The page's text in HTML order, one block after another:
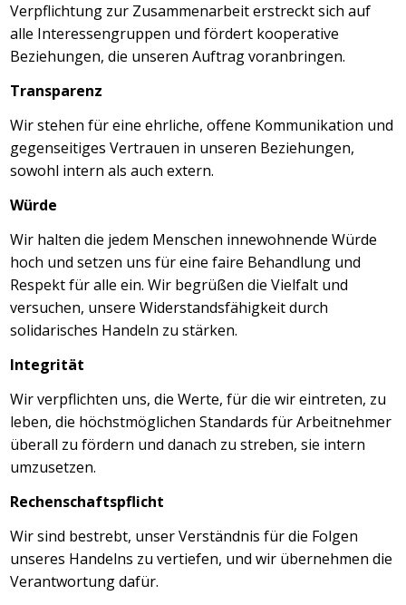
Verpflichtung zur Zusammenarbeit erstreckt sich auf
alle Interessengruppen und fördert kooperative
Beziehungen, die unseren Auftrag voranbringen.
Transparenz
Wir stehen für eine ehrliche, offene Kommunikation und
gegenseitiges Vertrauen in unseren Beziehungen,
sowohl intern als auch extern.
Würde
Wir halten die jedem Menschen innewohnende Würde
hoch und setzen uns für eine faire Behandlung und
Respekt für alle ein. Wir begrüßen die Vielfalt und
versuchen, unsere Widerstandsfähigkeit durch
solidarisches Handeln zu stärken.
Integrität
Wir verpflichten uns, die Werte, für die wir eintreten, zu
leben, die höchstmöglichen Standards für Arbeitnehmer
überall zu fördern und danach zu streben, sie intern
umzusetzen.
Rechenschaftspflicht
Wir sind bestrebt, unser Verständnis für die Folgen
unseres Handelns zu vertiefen, und wir übernehmen die
Verantwortung dafür.